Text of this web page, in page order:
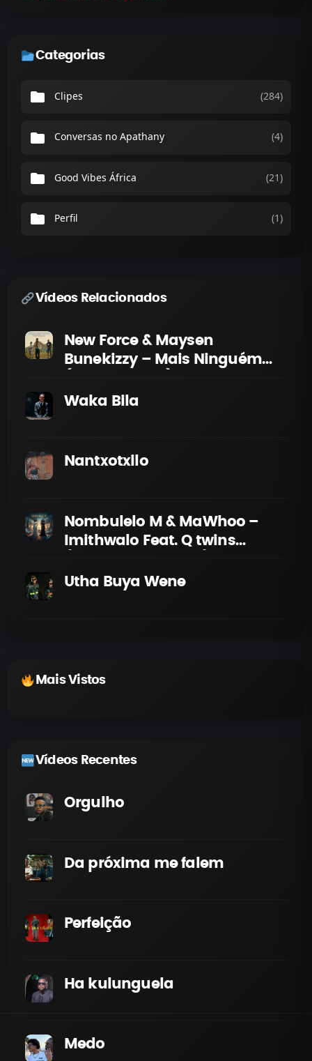
Categorias
folder Clipes (284)
folder Conversas no Apathany (4)
folder Good Vibes África (21)
folder Perfil (1)
Vídeos Relacionados
New Force & Maysen
Bunekizzy – Mais Ninguém
Waka Bila
Nantxotxilo
Nombulelo M & ​MaWhoo –
Imithwalo Feat. Q twins
Utha Buya Wene
Mais Vistos
Vídeos Recentes
Orgulho
Da próxima me falem
Perfeição
Ha kulunguela
Medo